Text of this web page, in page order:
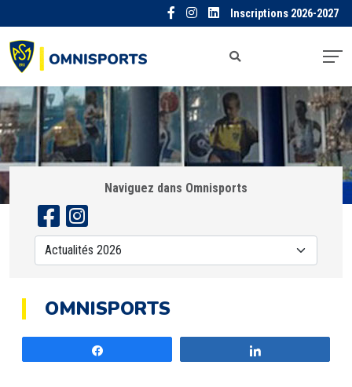
Inscriptions 2026-2027
Naviguez dans Omnisports
OMNISPORTS